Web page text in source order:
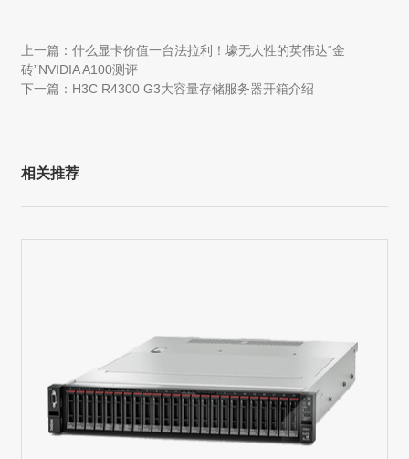
上一篇：什么显卡价值一台法拉利！壕无人性的英伟达“金
砖”NVIDIA A100测评
下一篇：H3C R4300 G3大容量存储服务器开箱介绍
相关推荐